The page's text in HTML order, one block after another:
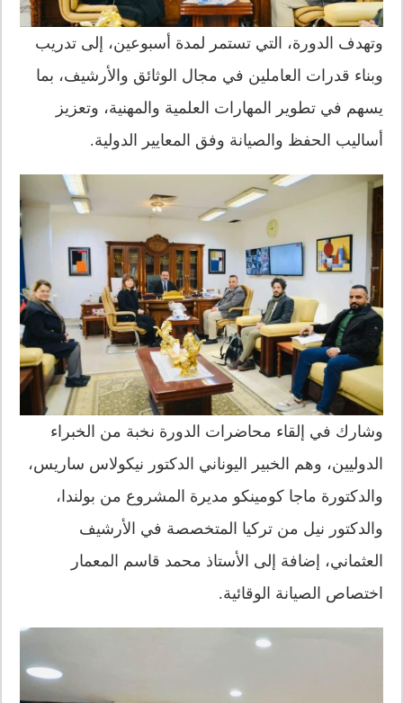
وتهدف الدورة، التي تستمر لمدة أسبوعين، إلى تدريب
وبناء قدرات العاملين في مجال الوثائق والأرشيف، بما
يسهم في تطوير المهارات العلمية والمهنية، وتعزيز
أساليب الحفظ والصيانة وفق المعايير الدولية.
وشارك في إلقاء محاضرات الدورة نخبة من الخبراء
الدوليين، وهم الخبير اليوناني الدكتور نيكولاس ساريس،
والدكتورة ماجا كومينكو مديرة المشروع من بولندا،
والدكتور نيل من تركيا المتخصصة في الأرشيف
العثماني، إضافة إلى الأستاذ محمد قاسم المعمار
اختصاص الصيانة الوقائية.